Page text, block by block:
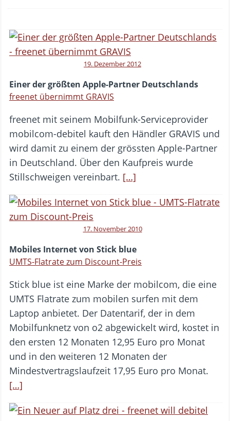
19. Dezember 2012
Einer der größten Apple-Partner Deutschlands
freenet übernimmt GRAVIS
freenet mit seinem Mobilfunk-Serviceprovider
mobilcom-debitel kauft den Händler GRAVIS und
wird damit zu einem der grössten Apple-Partner
in Deutschland. Über den Kaufpreis wurde
Stillschweigen vereinbart. […]
17. November 2010
Mobiles Internet von Stick blue
UMTS-Flatrate zum Discount-Preis
Stick blue ist eine Marke der mobilcom, die eine
UMTS Flatrate zum mobilen surfen mit dem
Laptop anbietet. Der Datentarif, der in dem
Mobilfunknetz von o2 abgewickelt wird, kostet in
den ersten 12 Monaten 12,95 Euro pro Monat
und in den weiteren 12 Monaten der
Mindestvertragslaufzeit 17,95 Euro pro Monat.
[…]